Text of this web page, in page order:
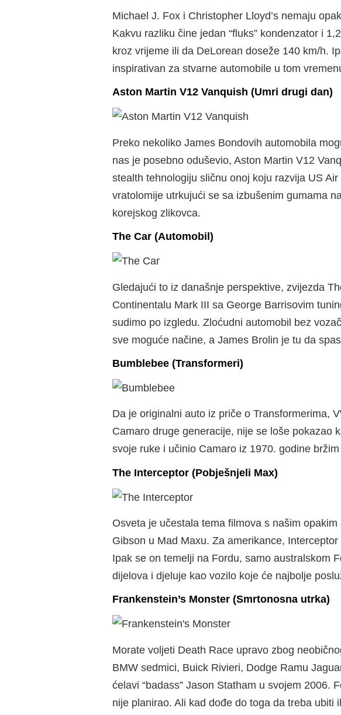
Michael J. Fox i Christopher Lloyd’s nemaju
Kakvu razliku čine jedan “fluks” kondenzator i
kroz vrijeme ili da DeLorean doseže 140 km/h.
inspirativan za stvarne automobile u tom
Aston Martin V12 Vanquish (Umri drugi dan)
Preko nekoliko James Bondovih automobila
nas je posebno oduševio, Aston Martin V12
stealth tehnologiju sličnu onoj koju razvija US
vratolomije utrkujući se sa izbušenim gumama
korejskog zlikovca.
The Car (Automobil)
Gledajući to iz današnje perspektive, zvijezda
Continentalu Mark III sa George Barrisovim
sudimo po izgledu. Zloćudni automobil bez
sve moguće načine, a James Brolin je tu da
Bumblebee (Transformeri)
Da je originalni auto iz priče o Transformerima,
Camaro druge generacije, nije se loše pokazao
svoje ruke i učinio Camaro iz 1970. godine
The Interceptor (Pobješnjeli Max)
Osveta je učestala tema filmova s našim
Gibson u Mad Maxu. Za amerikance,
Ipak se on temelji na Fordu, samo australskom
dijelova i djeluje kao vozilo koje će najbolje
Frankenstein’s Monster (Smrtonosna utrka)
Morate voljeti Death Race upravo zbog
BMW sedmici, Buick Rivieri, Dodge Ramu
ćelavi “badass” Jason Statham u svojem 2006.
nije planirao. Ali kad dođe do toga da treba